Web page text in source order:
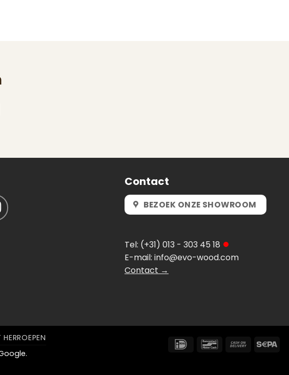
Contact
BEZOEK ONZE SHOWROOM
Tel: (+31) 013 - 303 45 18
E-mail: info@evo-wood.com
Contact →
IDeal Bancontact
Cash